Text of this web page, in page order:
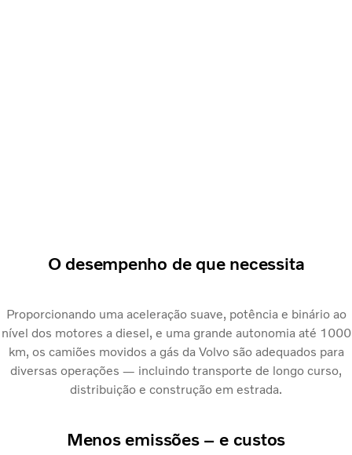
O desempenho de que necessita
Proporcionando uma aceleração suave, potência e binário ao
nível dos motores a diesel, e uma grande autonomia até 1000
km, os camiões movidos a gás da Volvo são adequados para
diversas operações — incluindo transporte de longo curso,
distribuição e construção em estrada.
Menos emissões – e custos